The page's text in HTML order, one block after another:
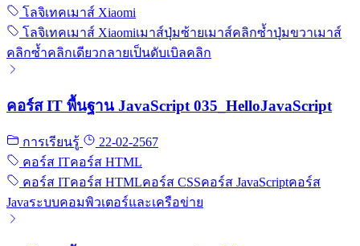
โลจิเทคเมาส์ Xiaomi
โลจิเทคเมาส์ Xiaomiเมาส์ปุ่มซ้ายเมาส์คลิกซ้ำปุ่มขวาเมาส์
คลิกซ้ำคลิกเดียวกลายเป็นดับเบิลคลิก
คอร์ส IT พื้นฐาน JavaScript 035_HelloJavaScript
การเรียนรู้
22-02-2567
คอร์ส ITคอร์ส HTML
คอร์ส ITคอร์ส HTMLคอร์ส CSSคอร์ส JavaScriptคอร์ส
Javaระบบคอมพิวเตอร์และเครือข่าย